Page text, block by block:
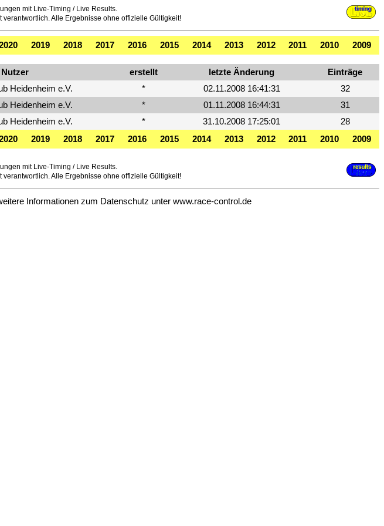
mit Live-Timing / Live Results.
Alle Ergebnisse ohne offizielle Gültigkeit!
2019 2018 2017 2016 2015 2014 2013 2012 2011 2010 2009
Nutzer erstellt letzte Änderung
Einträge
Heidenheim e.V. * 02.11.2008 16:41:31
32
Heidenheim e.V. * 01.11.2008 16:44:31
31
Heidenheim e.V. * 31.10.2008 17:25:01
28
2019 2018 2017 2016 2015 2014 2013 2012 2011 2010 2009
mit Live-Timing / Live Results.
Alle Ergebnisse ohne offizielle Gültigkeit!
Informationen zum Datenschutz unter www.race-control.de